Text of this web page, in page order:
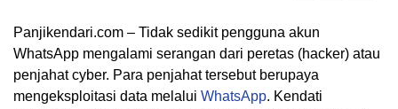
Panjikendari.com – Tidak sedikit pengguna akun
WhatsApp mengalami serangan dari peretas (hacker) atau
penjahat cyber. Para penjahat tersebut berupaya
mengeksploitasi data melalui WhatsApp. Kendati